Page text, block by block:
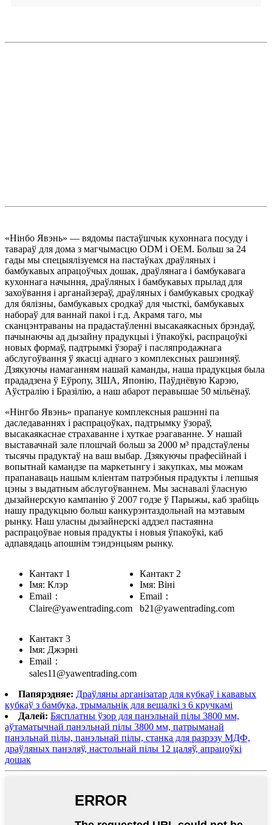
«Нінбо Явэнь» — вядомы пастаўшчык кухоннага посуду і
тавараў для дома з магчымасцю ODM і OEM. Больш за 24
гады мы спецыялізуемся на пастаўках драўляных і
бамбукавых апрацоўчых дошак, драўлянага і бамбукавага
кухоннага начыння, драўляных і бамбукавых прылад для
захоўвання і арганайзераў, драўляных і бамбукавых сродкаў
для бялізны, бамбукавых сродкаў для чысткі, бамбукавых
набораў для ваннай пакоі і г.д. Акрамя таго, мы
сканцэнтраваны на прадастаўленні высакаякасных брэндаў,
пачынаючы ад дызайну прадукцыі і ўпакоўкі, распрацоўкі
новых формаў, падтрымкі ўзораў і пасляпродажнага
абслугоўвання ў якасці аднаго з комплексных рашэнняў.
Дзякуючы намаганням нашай каманды, наша прадукцыя была
прададзена ў Еўропу, ЗША, Японію, Паўднёвую Карэю,
Аўстралію і Бразілію, а наш абарот перавышае 50 мільёнаў.
«Нінгбо Явэнь» прапануе комплексныя рашэнні па
даследаваннях і распрацоўках, падтрымку ўзораў,
высакаякаснае страхаванне і хуткае рэагаванне. У нашай
выставачнай зале плошчай больш за 2000 м³ прадстаўлены
тысячы прадуктаў на ваш выбар. Дзякуючы прафесійнай і
вопытнай камандзе па маркетынгу і закупках, мы можам
прапанаваць нашым кліентам патрэбныя прадукты і лепшыя
цэны з выдатным абслугоўваннем. Мы заснавалі ўласную
дызайнерскую кампанію ў 2007 годзе ў Парыжы, каб зрабіць
нашу прадукцыю больш канкурэнтаздольнай на мэтавым
рынку. Наш уласны дызайнерскі аддзел пастаянна
распрацоўвае новыя прадукты і новыя ўпакоўкі, каб
адпавядаць апошнім тэндэнцыям рынку.
Кантакт 1
Імя: Клэр
Email：
Claire@yawentrading.com
Кантакт 2
Імя: Віні
Email：
b21@yawentrading.com
Кантакт 3
Імя: Джэрні
Email：
sales11@yawentrading.com
Папярэдняе: Драўляны арганізатар для кубкаў і кававых
кубкаў з бамбука, трымальнік для вешалкі з 6 кручкамі
Далей: Бясплатны ўзор для панэльнай пілы 3800 мм,
аўтаматычнай панэльнай пілы 3800 мм, патрыманай
панэльнай пілы, панэльнай пілы, станка для разрэзу МДФ,
драўляных панэляў, настольнай пілы 12 цаляў, апрацоўкі
дошак